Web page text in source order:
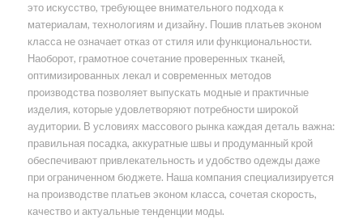
это искусство, требующее внимательного подхода к
материалам, технологиям и дизайну. Пошив платьев эконом
класса не означает отказ от стиля или функциональности.
Наоборот, грамотное сочетание проверенных тканей,
оптимизированных лекал и современных методов
производства позволяет выпускать модные и практичные
изделия, которые удовлетворяют потребности широкой
аудитории. В условиях массового рынка каждая деталь важна:
правильная посадка, аккуратные швы и продуманный крой
обеспечивают привлекательность и удобство одежды даже
при ограниченном бюджете. Наша компания специализируется
на производстве платьев эконом класса, сочетая скорость,
качество и актуальные тенденции моды.